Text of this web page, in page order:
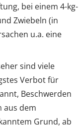
bei einem 4-kg-
Zwiebeln (in
u.a. eine
sind viele
Verbot für
Beschwerden
aus dem
Grund, ab